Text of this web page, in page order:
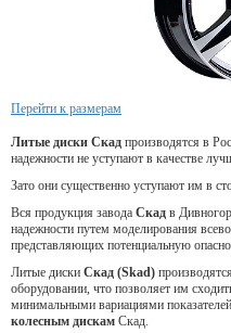
Перейти к размерам
Литые диски Скад производятся в
надежности не уступают в качестве
Зато они существенно уступают им в
Вся продукция завода Скад в
надежности путем моделирования
представляющих потенциальную
Литые диски Скад (Skad)
оборудовании, что позволяет им
минимальными вариациями
колесным дискам Скад.